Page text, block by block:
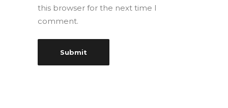
this browser for the next time I
comment.